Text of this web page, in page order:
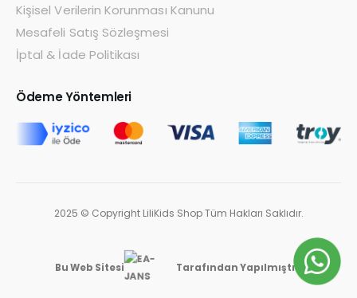
Kişisel Verilerin Korunması Kanunu
Mesafeli Satış Sözleşmesi
İptal & İade Politikası
Ödeme Yöntemleri
2025 © Copyright LiliKids Shop Tüm Hakları Saklıdır.
Bu Web Sitesi Tarafından Yapılmıştır.